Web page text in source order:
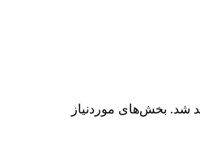
بخش‌های موردنیاز